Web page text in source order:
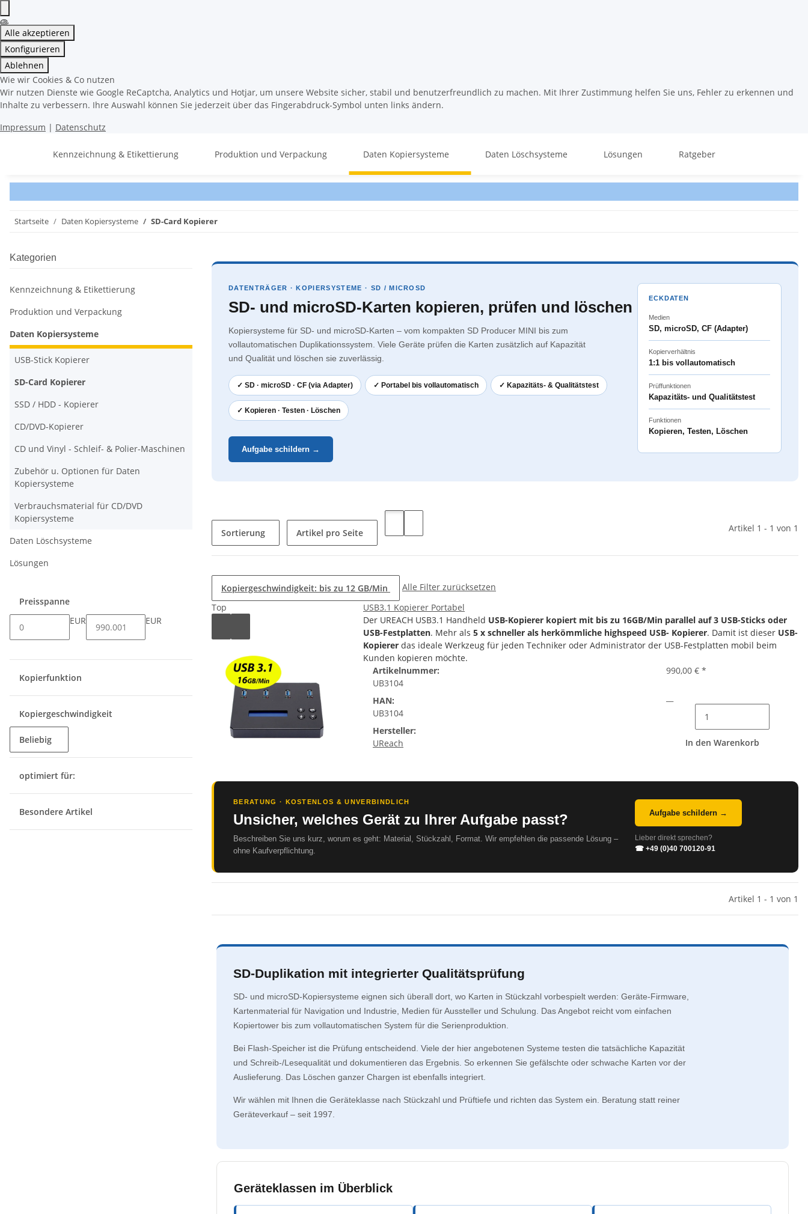
Alle akzeptieren
Konfigurieren
Ablehnen
Wie wir Cookies & Co nutzen
Wir nutzen Dienste wie Google ReCaptcha, Analytics und Hotjar, um unsere Website sicher, stabil und benutzerfreundlich zu machen. Mit Ihrer Zustimmung helfen Sie uns, Fehler zu erkennen und
Inhalte zu verbessern. Ihre Auswahl können Sie jederzeit über das Fingerabdruck-Symbol unten links ändern.
Impressum | Datenschutz
Kennzeichnung & Etikettierung Produktion und Verpackung Daten Kopiersysteme Daten Löschsysteme Lösungen Ratgeber
Startseite Daten Kopiersysteme SD-Card Kopierer
DATENTRÄGER · KOPIERSYSTEME · SD / MICROSD
SD- und microSD-Karten kopieren, prüfen und löschen
Kopiersysteme für SD- und microSD-Karten – vom kompakten SD Producer MINI bis zum
vollautomatischen Duplikationssystem. Viele Geräte prüfen die Karten zusätzlich auf Kapazität
und Qualität und löschen sie zuverlässig.
✓ SD · microSD · CF (via Adapter) ✓ Portabel bis vollautomatisch ✓ Kapazitäts- & Qualitätstest
✓ Kopieren · Testen · Löschen
Aufgabe schildern →
ECKDATEN
Medien
SD, microSD, CF (Adapter)
Kopierverhältnis
1:1 bis vollautomatisch
Prüffunktionen
Kapazitäts- und Qualitätstest
Funktionen
Kopieren, Testen, Löschen
Sortierung Artikel pro Seite Artikel 1 - 1 von 1
Kopiergeschwindigkeit: bis zu 12 GB/Min
Alle Filter zurücksetzen
Top
USB3.1 Kopierer Portabel
Der UREACH USB3.1 Handheld USB-Kopierer kopiert mit bis zu 16GB/Min parallel auf 3 USB-Sticks oder
USB-Festplatten. Mehr als 5 x schneller als herkömmliche highspeed USB- Kopierer. Damit ist dieser USB-
Kopierer das ideale Werkzeug für jeden Techniker oder Administrator der USB-Festplatten mobil beim
Kunden kopieren möchte.
Artikelnummer:
UB3104
HAN:
UB3104
Hersteller:
UReach
990,00 € *
In den Warenkorb
BERATUNG · KOSTENLOS & UNVERBINDLICH
Unsicher, welches Gerät zu Ihrer Aufgabe passt?
Beschreiben Sie uns kurz, worum es geht: Material, Stückzahl, Format. Wir empfehlen die passende Lösung –
ohne Kaufverpflichtung.
Aufgabe schildern →
Lieber direkt sprechen?
☎ +49 (0)40 700120-91
Artikel 1 - 1 von 1
Kategorien
Kennzeichnung & Etikettierung
Produktion und Verpackung
Daten Kopiersysteme
USB-Stick Kopierer
SD-Card Kopierer
SSD / HDD - Kopierer
CD/DVD-Kopierer
CD und Vinyl - Schleif- & Polier-Maschinen
Zubehör u. Optionen für Daten
Kopiersysteme
Verbrauchsmaterial für CD/DVD
Kopiersysteme
Daten Löschsysteme
Lösungen
Preisspanne
EUR
EUR
Kopierfunktion
Kopiergeschwindigkeit
Beliebig
optimiert für:
Besondere Artikel
SD-Duplikation mit integrierter Qualitätsprüfung
SD- und microSD-Kopiersysteme eignen sich überall dort, wo Karten in Stückzahl vorbespielt werden: Geräte-Firmware,
Kartenmaterial für Navigation und Industrie, Medien für Aussteller und Schulung. Das Angebot reicht vom einfachen
Kopiertower bis zum vollautomatischen System für die Serienproduktion.
Bei Flash-Speicher ist die Prüfung entscheidend. Viele der hier angebotenen Systeme testen die tatsächliche Kapazität
und Schreib-/Lesequalität und dokumentieren das Ergebnis. So erkennen Sie gefälschte oder schwache Karten vor der
Auslieferung. Das Löschen ganzer Chargen ist ebenfalls integriert.
Wir wählen mit Ihnen die Geräteklasse nach Stückzahl und Prüftiefe und richten das System ein. Beratung statt reiner
Geräteverkauf – seit 1997.
Geräteklassen im Überblick